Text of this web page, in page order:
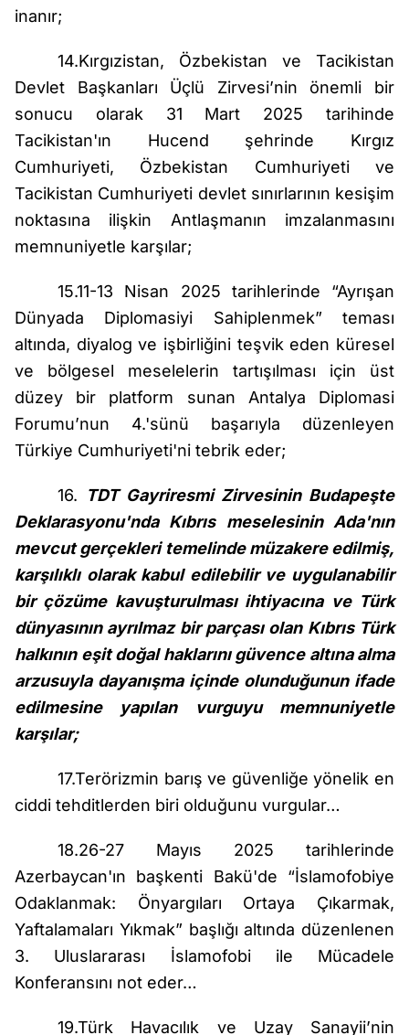
inanır;
14.Kırgızistan, Özbekistan ve Tacikistan
Devlet Başkanları Üçlü Zirvesi’nin önemli bir
sonucu olarak 31 Mart 2025 tarihinde
Tacikistan'ın Hucend şehrinde Kırgız
Cumhuriyeti, Özbekistan Cumhuriyeti ve
Tacikistan Cumhuriyeti devlet sınırlarının kesişim
noktasına ilişkin Antlaşmanın imzalanmasını
memnuniyetle karşılar;
15.11-13 Nisan 2025 tarihlerinde “Ayrışan
Dünyada Diplomasiyi Sahiplenmek” teması
altında, diyalog ve işbirliğini teşvik eden küresel
ve bölgesel meselelerin tartışılması için üst
düzey bir platform sunan Antalya Diplomasi
Forumu’nun 4.'sünü başarıyla düzenleyen
Türkiye Cumhuriyeti'ni tebrik eder;
16.
TDT Gayriresmi Zirvesinin Budapeşte
Deklarasyonu'nda Kıbrıs meselesinin Ada'nın
mevcut gerçekleri temelinde müzakere edilmiş,
karşılıklı olarak kabul edilebilir ve uygulanabilir
bir çözüme kavuşturulması ihtiyacına ve Türk
dünyasının ayrılmaz bir parçası olan Kıbrıs Türk
halkının eşit doğal haklarını güvence altına alma
arzusuyla dayanışma içinde olunduğunun ifade
edilmesine yapılan vurguyu memnuniyetle
karşılar;
17.Terörizmin barış ve güvenliğe yönelik en
ciddi tehditlerden biri olduğunu vurgular…
18.26-27 Mayıs 2025 tarihlerinde
Azerbaycan'ın başkenti Bakü'de “İslamofobiye
Odaklanmak: Önyargıları Ortaya Çıkarmak,
Yaftalamaları Yıkmak” başlığı altında düzenlenen
3. Uluslararası İslamofobi ile Mücadele
Konferansını not eder…
19.Türk Havacılık ve Uzay Sanayii’nin